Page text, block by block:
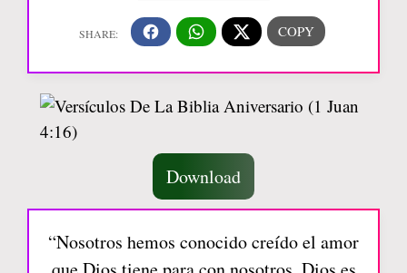
Download
“Nosotros hemos conocido creído el amor